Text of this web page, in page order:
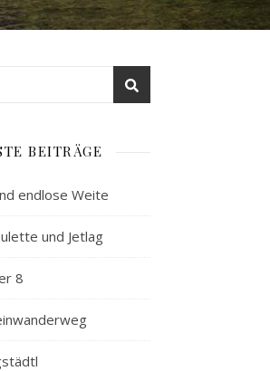
BEITRÄGE
endlose Weite
und Jetlag
8